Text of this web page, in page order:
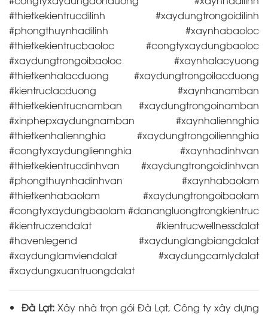
#thietkekientrucdilinh #xaydungtrongoidilinh
#phongthuynhadilinh #xaynhabaoloc
#thietkekientrucbaoloc #congtyxaydungbaoloc
#xaydungtrongoibaoloc #xaynhalacyuong
#thietkenhalacduong #xaydungtrongoilacduong
#kientruclacduong #xaynhanamban
#thietkekientrucnamban #xaydungtrongoinamban
#xinphepxaydungnamban #xaynhaliennghia
#thietkenhaliennghia #xaydungtrongoiliennghia
#congtyxaydungliennghia #xaynhadinhvan
#thietkekientrucdinhvan #xaydungtrongoidinhvan
#phongthuynhadinhvan #xaynhabaolam
#thietkenhabaolam #xaydungtrongoibaolam
#congtyxaydungbaolam #danangluongtrongkientruc
#kientruczendalat #kientrucwellnessdalat
#havenlegend #xaydunglangbiangdalat
#xaydunglamviendalat #xaydungcamlydalat
#xaydungxuantruongdalat
Đà Lạt:Xây nhà trọn gói Đà Lạt, Công ty xây dựng